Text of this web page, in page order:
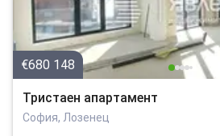
€680 148
Тристаен апартамент
София, Лозенец